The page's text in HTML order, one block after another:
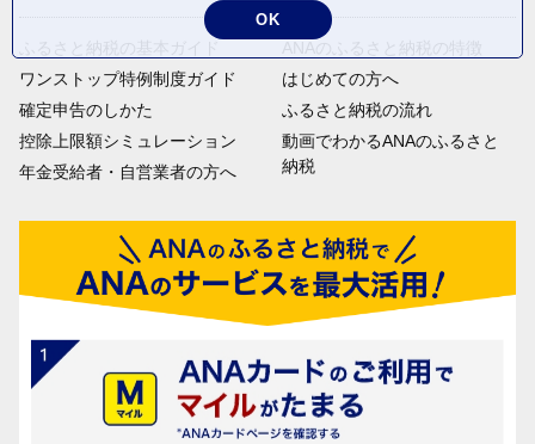
ワンストップ特例制度ガイド
確定申告のしかた
控除上限額シミュレーション
年金受給者・自営業者の方へ
はじめての方へ
ふるさと納税の流れ
動画でわかるANAのふるさと
納税
OK